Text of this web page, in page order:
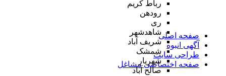
رباط کریم
رودهن
ری
شاهدشهر
شریف آباد
شمشک
شهریار
صالح آباد
صفحه اصلی
آگهی انبوه
طراحی سایت
صفحه اختصاصی مشاغل